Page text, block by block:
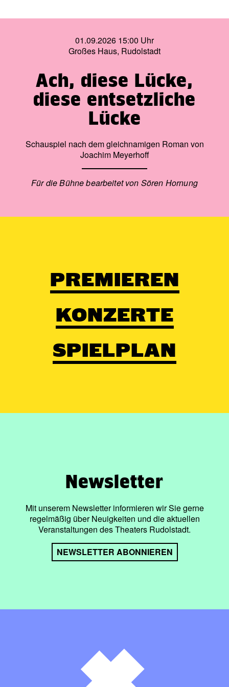
01.09.2026 15:00 Uhr
Großes Haus, Rudolstadt
Ach, diese Lücke,
diese entsetzliche
Lücke
Schauspiel nach dem gleichnamigen Roman von
Joachim Meyerhoff
Für die Bühne bearbeitet von Sören Hornung
PREMIEREN
KONZERTE
SPIELPLAN
Newsletter
Mit unserem Newsletter informieren wir Sie gerne
regelmäßig über Neuigkeiten und die aktuellen
Veranstaltungen des Theaters Rudolstadt.
NEWSLETTER ABONNIEREN